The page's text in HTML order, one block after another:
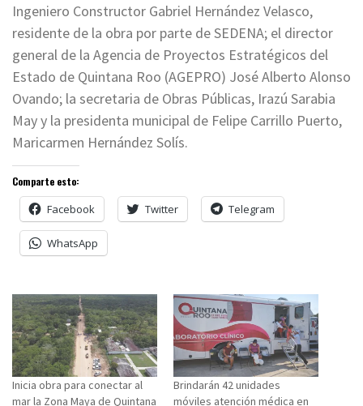
Ingeniero Constructor Gabriel Hernández Velasco,
residente de la obra por parte de SEDENA; el director
general de la Agencia de Proyectos Estratégicos del
Estado de Quintana Roo (AGEPRO) José Alberto Alonso
Ovando; la secretaria de Obras Públicas, Irazú Sarabia
May y la presidenta municipal de Felipe Carrillo Puerto,
Maricarmen Hernández Solís.
Comparte esto:
Facebook Twitter Telegram
WhatsApp
Inicia obra para conectar al
mar la Zona Maya de Quintana
Brindarán 42 unidades
móviles atención médica en